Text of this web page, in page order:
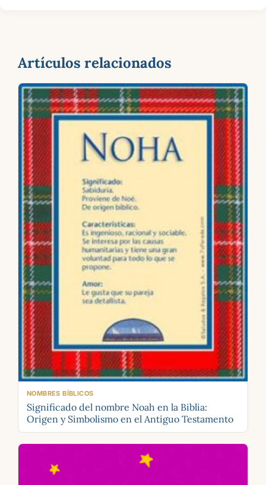
Artículos relacionados
NOMBRES BÍBLICOS
Significado del nombre Noah en la Biblia:
Origen y Simbolismo en el Antiguo Testamento